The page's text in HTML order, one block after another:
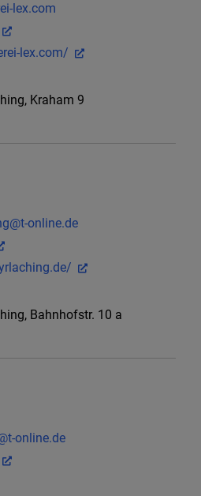
lex.com
lex.com/
, Kraham 9
online.de
, Bahnhofstr. 10 a
online.de